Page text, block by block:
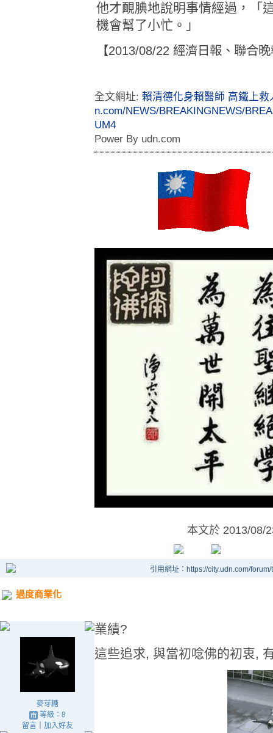
他才靦腆地說明事情經過，「
機會幫了小忙。」
【2013/08/22 經濟日報、聯合
全文網址: 賴清德化身賴醫師 高鐵上
n.com/NEWS/BREAKINGNEWS/
UM4
Power By udn.com
本文於 2013/08/
引用網址：https://city.udn.com/
過度商業化
麥芽糖
等級：8
留言｜ 加入好友
業績?
這些追求, 與當初唸佛的初衷,